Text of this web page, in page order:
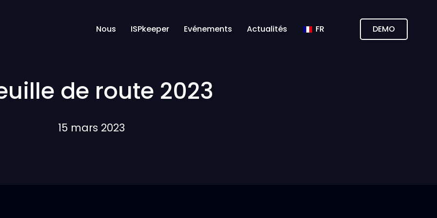
Nous ISPkeeper Evénements Actualités FR DEMO
de route 2023
15 mars 2023